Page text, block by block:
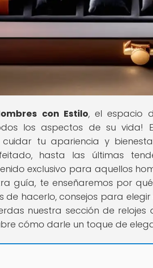
con Estilo, el espacio
los aspectos de su vida!
cuidar tu apariencia y
hasta las últimas
exclusivo para aquellos
guía, te enseñaremos por
de hacerlo, consejos para
nuestra sección de
cómo darle un toque de